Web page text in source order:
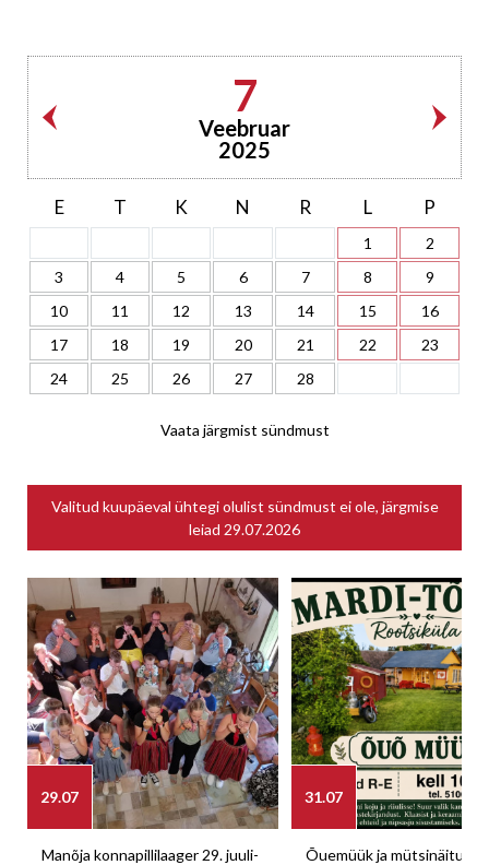
7
Veebruar
2025
E T K N R L P
1
2
3
4 5 6 7 8
9
10
11 12 13 14 15
16
17
18 19 20 21 22
23
24
25 26 27 28
Vaata järgmist sündmust
Valitud kuupäeval ühtegi olulist sündmust ei ole, järgmise
leiad 29.07.2026
29.07
Manõja konnapillilaager 29. juuli-
31.07
Õuemüük ja mütsinäitus